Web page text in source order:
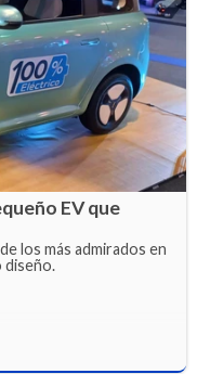
EV que
los más admirados en
diseño.